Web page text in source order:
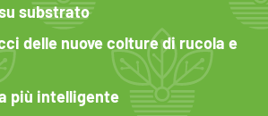
substrato
delle nuove colture di rucola e
più intelligente